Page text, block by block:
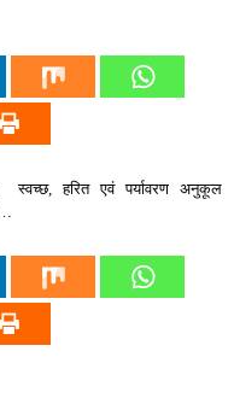
हरित एवं पर्यावरण अनुकूल